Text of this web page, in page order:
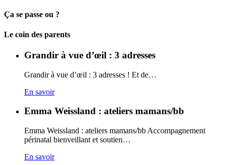
Ça se passe ou ?
Carto
Le coin des parents
Grandir à vue d’œil : 3 adresses
Grandir à vue d’œil : 3 adresses ! Et de…
En savoir
Emma Weissland : ateliers mamans/bb
Emma Weissland : ateliers mamans/bb Accompagnement
périnatal bienveillant et soutien…
En savoir